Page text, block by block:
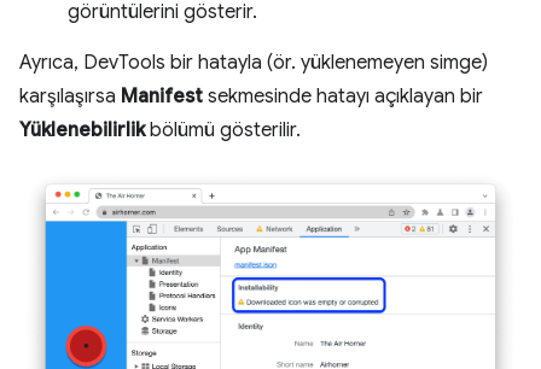
görüntülerini gösterir.
Ayrıca, DevTools bir hatayla (ör. yüklenemeyen simge)
karşılaşırsa Manifest sekmesinde hatayı açıklayan bir
Yüklenebilirlikbölümü gösterilir.